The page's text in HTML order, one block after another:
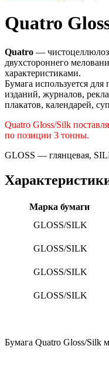
Quatro
Quatro —
двухстороннего
характеристиками.
Бумага используется
изданий, журналов,
плакатов, календарей,
Quatro Gloss/Silk
по позиции 3 тонны.
GLOSS — глянцевая,
Марка бумаги
GLOSS/SILK
GLOSS/SILK
GLOSS/SILK
GLOSS/SILK
Бумага Quatro Gloss/Silk